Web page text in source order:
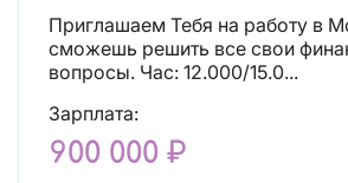
Приглашаем Тебя на работу в
сможешь решить все свои
вопросы. Час: 12.000/15.0...
Зарплата:
900 000 ₽